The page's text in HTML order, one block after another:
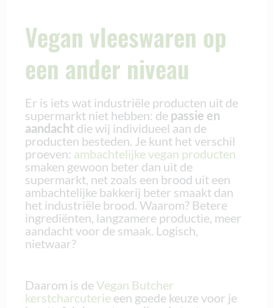
Vegan vleeswaren op
een ander niveau
Er is iets wat industriële producten uit de
supermarkt niet hebben: de passie en
aandacht die wij individueel aan de
producten besteden. Je kunt het verschil
proeven: ambachtelijke vegan producten
smaken gewoon beter dan uit de
supermarkt, net zoals een brood uit een
ambachtelijke bakkerij beter smaakt dan
het industriële brood. Waarom? Betere
ingrediënten, langzamere productie, meer
aandacht voor de smaak. Logisch,
nietwaar?
Daarom is deVegan Butcher
kerstcharcuterieeen goede keuze voor je